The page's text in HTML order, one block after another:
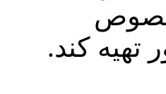
تهیه کند.